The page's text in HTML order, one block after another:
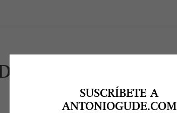
SUSCRÍBETE A
ANTONIOGUDE.COM
LUCK, CHESSY